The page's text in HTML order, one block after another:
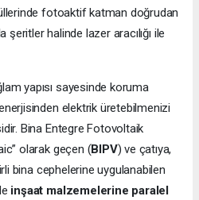
fotoaktif katman doğrudan
halinde lazer aracılığı ile
yapısı sayesinde koruma
elektrik üretebilmenizi
Bina Entegre Fotovoltaik
olarak geçen (BIPV) ve çatıya,
bina cephelerine uygulanabilen
inşaat malzemelerine paralel